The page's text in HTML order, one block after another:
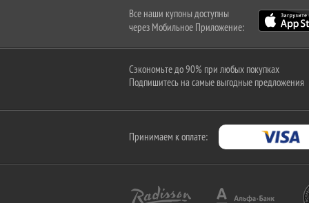
Все наши купоны доступны
через Мобильное Приложение:
Сэкономьте до 90% при любых покупках
Подпишитесь на самые выгодные предложения
Принимаем к оплате: